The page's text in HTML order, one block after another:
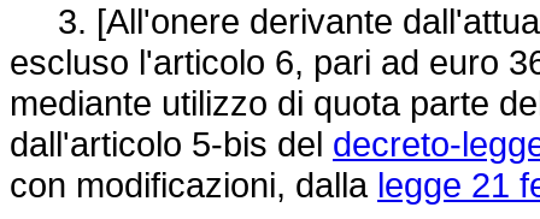
3. [All'onere derivante
escluso l'articolo 6, pari ad euro
mediante utilizzo di quota parte
dall'articolo 5-bis del decreto-
con modificazioni, dalla legge 21